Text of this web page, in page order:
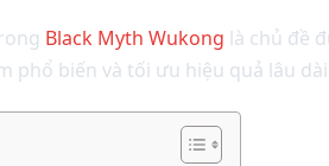
Black Myth Wukong là chủ đề
phổ biến và tối ưu hiệu quả lâu